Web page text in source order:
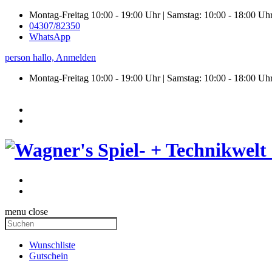
Montag-Freitag 10:00 - 19:00 Uhr | Samstag: 10:00 - 18:00
04307/82350
WhatsApp
person hallo, Anmelden
Montag-Freitag 10:00 - 19:00 Uhr | Samstag: 10:00 - 18:00
menu close
Wunschliste
Gutschein